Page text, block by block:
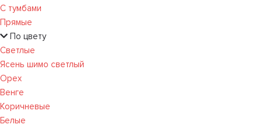
С тумбами
Прямые
По цвету
Светлые
Ясень шимо светлый
Орех
Венге
Коричневые
Белые